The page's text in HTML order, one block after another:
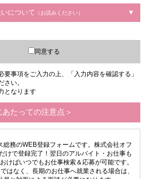
について （お読みください）
同意する
要事項をご入力の上、「入力内容を確認する」
さい。
となります
あたっての注意点＞
総務のWEB登録フォームです。株式会社オフ
けで登録完了！翌日のアルバイト・お仕事も
けばいつでもお仕事検索＆応募が可能です。
はなく、長期のお仕事へ就業される場合は、